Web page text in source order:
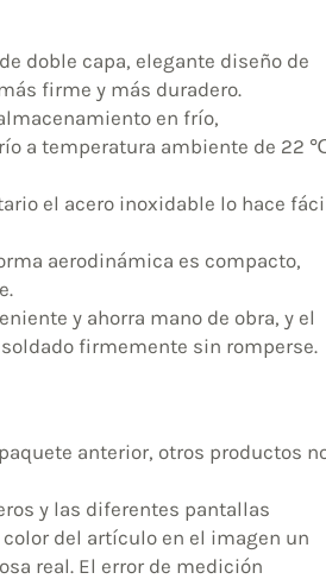
doble capa, elegante diseño de
firme y más duradero.
en frío,
a temperatura ambiente de 22
el acero inoxidable lo hace
aerodinámica es compacto,
y ahorra mano de obra, y el
firmemente sin romperse.
anterior, otros productos
y las diferentes pantallas
del artículo en el imagen un
real. El error de medición